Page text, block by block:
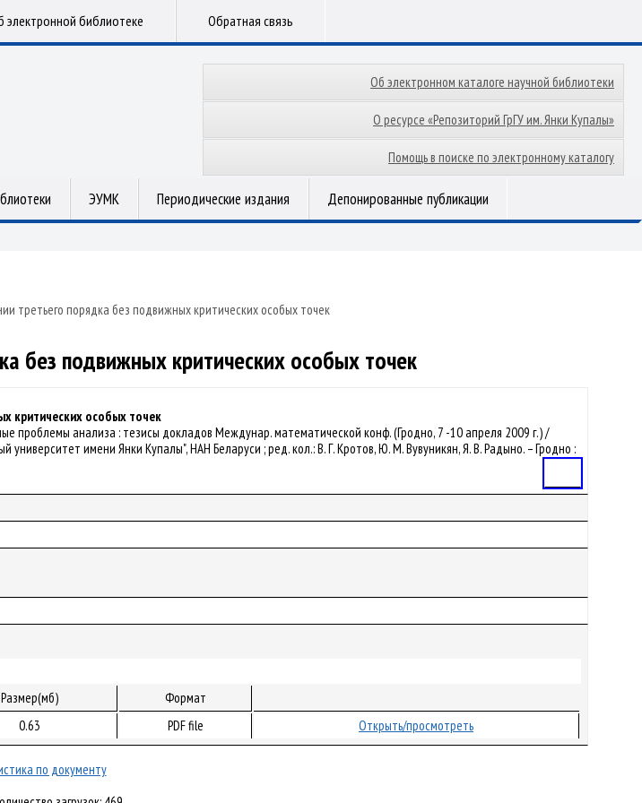
электронной библиотеке Обратная связь
Об электронном каталоге научной библиотеки
О ресурсе «Репозиторий ГрГУ им. Янки Купалы»
Помощь в поиске по электронному каталогу
ЭУМК Периодические издания Депонированные публикации
третьего порядка без подвижных критических особых точек
без подвижных критических особых точек
критических особых точек
проблемы анализа : тезисы докладов Междунар. математической конф. (Гродно, 7 -10 апреля 2009 г.) /
университет имени Янки Купалы", НАН Беларуси ; ред. кол.: В. Г. Кротов, Ю. М. Вувуникян, Я. В. Радыно. – Гродно :
Размер(мб)
Формат
0.63 PDF file Открыть/просмотреть
по документу